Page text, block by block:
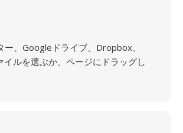
ー、Googleドライブ、Dropbox、
イルを選ぶか、ページにドラッグし